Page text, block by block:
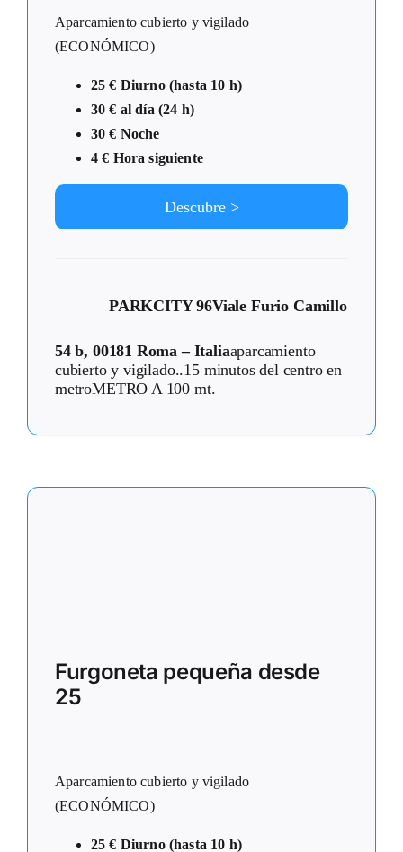
Aparcamiento cubierto y vigilado
(ECONÓMICO)
25 € Diurno (hasta 10 h)
30 € al día (24 h)
30 € Noche
4 € Hora siguiente
Descubre >
PARKCITY 96Viale Furio Camillo
54 b, 00181 Roma – Italiaaparcamiento
cubierto y vigilado..15 minutos del centro en
metroMETRO A 100 mt.
Furgoneta pequeña desde
25
Aparcamiento cubierto y vigilado
(ECONÓMICO)
25 € Diurno (hasta 10 h)